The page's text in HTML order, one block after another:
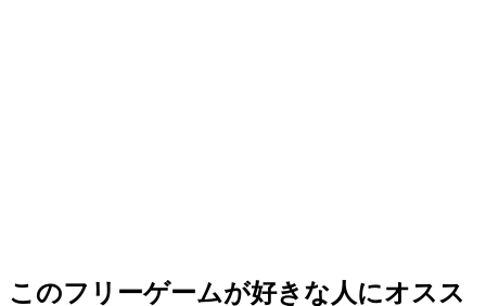
このフリーゲームが好きな人にオスス